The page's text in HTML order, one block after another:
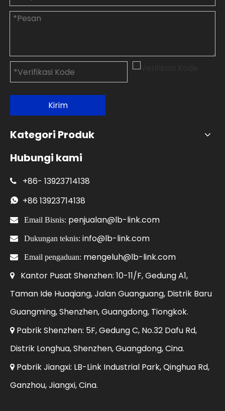
Kirim
Kategori Produk
Hubungi kami
 +86- 13923714138
 +86 13923714138
 Email Bisnis: penjualan@lb-link.com
 Dukungan teknis: info@lb-link.com
 Email pengaduan: mengeluh@lb-link.com
 Kantor Pusat Shenzhen: 10-11/F, Gedung A1,
Taman Ide Huaqiang, Jalan Guanguang, Distrik Baru
Guangming, Shenzhen, Guangdong, Tiongkok.
 Pabrik Shenzhen: 5F, Gedung C, No.32 Dafu Rd,
Distrik Longhua, Shenzhen, Guangdong, Cina.
 Pabrik Jiangxi: LB-Link Industrial Park, Qinghua Rd,
Ganzhou, Jiangxi, Cina.